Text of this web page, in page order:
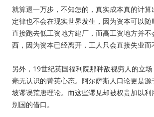
就算退一万步，不知怎的，真实成本真的计
定律也不会在现实世界发生，因为资本可以
直接跑去低工资地方建厂，而高工资地方并
西，因为资本已经离开，工人只会直接失业而
另外，19世纪英国福利院那种敌视穷人的立
毫无认识的菁英心态。阿尔萨斯人口论更是
坡谬误荒唐理论。而这些谬见却被权贵加以
别国的借口。